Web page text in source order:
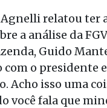
relatou ter
a análise da
Guido
com o presidente
Acho isso uma
você fala que